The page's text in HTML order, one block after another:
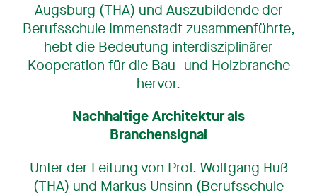
Augsburg (THA) und Auszubildende der
Berufsschule Immenstadt zusammenführte,
hebt die Bedeutung interdisziplinärer
Kooperation für die Bau- und Holzbranche
hervor.
Nachhaltige Architektur als
Branchensignal
Unter der Leitung von Prof. Wolfgang Huß
(THA) und Markus Unsinn (Berufsschule